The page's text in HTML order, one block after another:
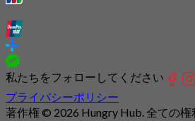
私たちをフォローしてください
プライバシーポリシー
著作権 © 2026 Hungry Hub. 全ての権